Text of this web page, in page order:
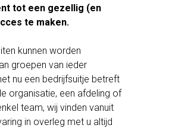
tot een gezellig (en
te maken.
kunnen worden
groepen van ieder
nu een bedrijfsuitje betreft
organisatie, een afdeling of
team, wij vinden vanuit
in overleg met u altijd